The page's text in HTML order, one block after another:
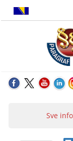
Sve